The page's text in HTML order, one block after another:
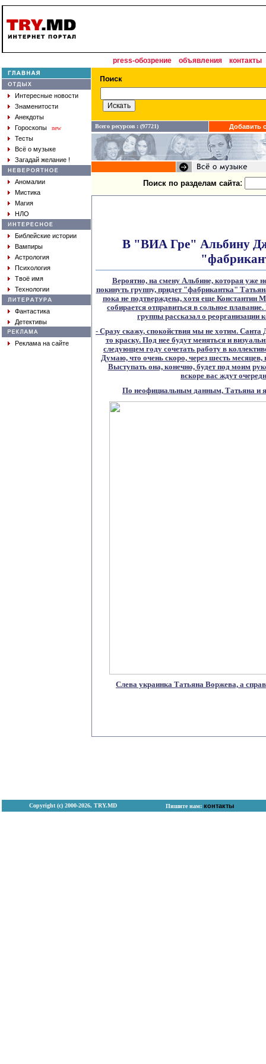
press-обозрение объявления контакты
Интересные новости
Знаменитости
Анекдоты
Гороскопы
new
Тесты
Всё о музыке
Загадай желание !
Аномалии
Мистика
Магия
НЛО
Библейские истории
Вампиры
Астрология
Психология
Твоё имя
Технологии
Фантастика
Детективы
Реклама на сайте
Всего ресурсов : (97721) Добавить
Поиск по разделам сайта:
В "ВИА Гре" Альбину
Вероятно, на смену Альбине, которая уже
покинуть группу, придет "фабрикантка"
пока не подтверждена, хотя еще Константин
собирается отправиться в сольное
группы рассказал о реорганизации
- Сразу скажу, спокойствия мы не хотим.
то краску. Под нее будут меняться и
следующем году сочетать работу в
Думаю, что очень скоро, через шесть
Выступать она, конечно, будет под моим
вскоре вас ждут
По неофициальным данным, Татьяна и
Слева украинка Татьяна Воржева, а
Copyright (с) 2000-2026, TRY.MD Пишите нам: контакты